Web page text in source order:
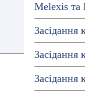
Melexis та